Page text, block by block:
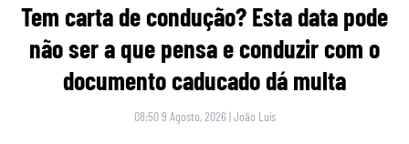
Tem carta de condução? Esta data pode
não ser a que pensa e conduzir com o
documento caducado dá multa
08:50 9 Agosto, 2026 |João Luís